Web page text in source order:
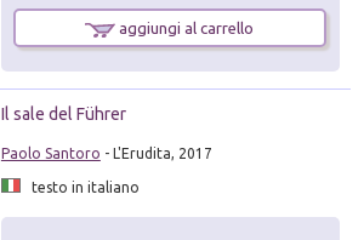
aggiungi al carrello
Il sale del Führer
Paolo Santoro - L'Erudita, 2017
testo in italiano